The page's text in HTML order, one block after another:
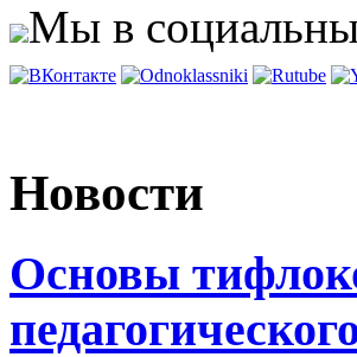
Мы в
Новости
Основы